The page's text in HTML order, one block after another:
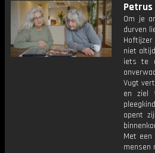
Om je
durven
niet
iets te
Vugt
en ziel
opent
Met
mensen